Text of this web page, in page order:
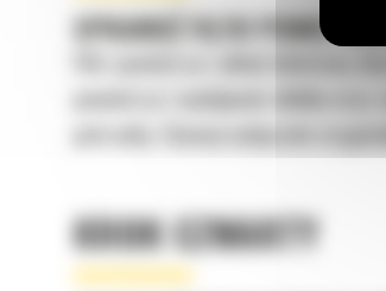
SPRAWDŹ FILTR
Filtr powietrza i układ dolotowy
powietrza i wydajność silnika
potrzeby. Używaj wyłącznie
KROK CZWARTY